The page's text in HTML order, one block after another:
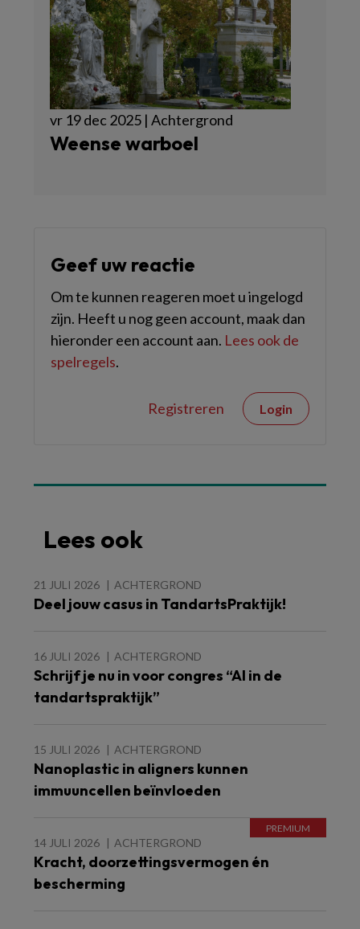
vr 19 dec 2025 | Achtergrond
Weense warboel
Geef uw reactie
Om te kunnen reageren moet u ingelogd
zijn. Heeft u nog geen account, maak dan
hieronder een account aan. Lees ook de
spelregels.
Registreren Login
Lees ook
21 JULI 2026 ACHTERGROND
Deel jouw casus in TandartsPraktijk!
16 JULI 2026 ACHTERGROND
Schrijf je nu in voor congres “AI in de
tandartspraktijk”
15 JULI 2026 ACHTERGROND
Nanoplastic in aligners kunnen
immuuncellen beïnvloeden
14 JULI 2026 ACHTERGROND
Kracht, doorzettingsvermogen én
bescherming